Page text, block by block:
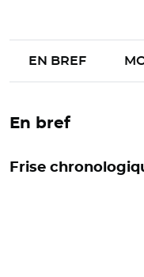
EN BREF
En bref
Frise